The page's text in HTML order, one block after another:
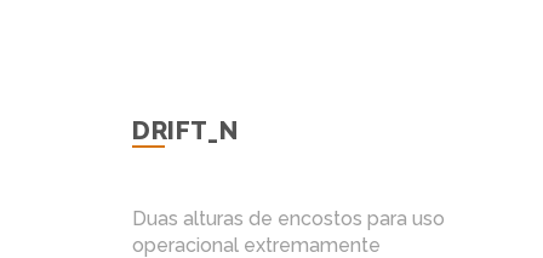
DRIFT_N
Duas alturas de encostos para uso
operacional extremamente